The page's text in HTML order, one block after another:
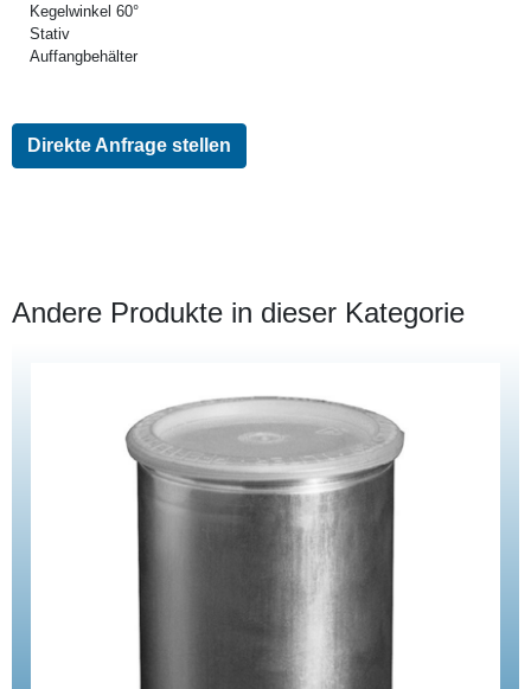
Kegelwinkel 60°
Stativ
Auffangbehälter
Direkte Anfrage stellen
Andere Produkte in dieser Kategorie